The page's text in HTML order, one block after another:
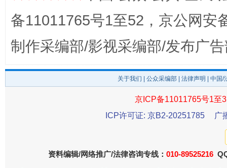
受贿1.44亿！段成刚被判无期 从幼
备11011765号1至52，京公网安
制作采编部/影视采编部/发布广
关于我们 公众采编部 法律声明 | 中国
京ICP备11011765号1至
ICP许可证: 京B2-20251785
广
资料编辑/网络推广/法律咨询专线： 010-89525216